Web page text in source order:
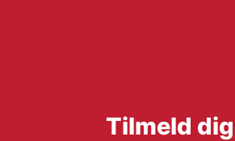
Tilmeld